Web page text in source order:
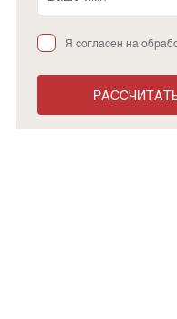
Я согласен на